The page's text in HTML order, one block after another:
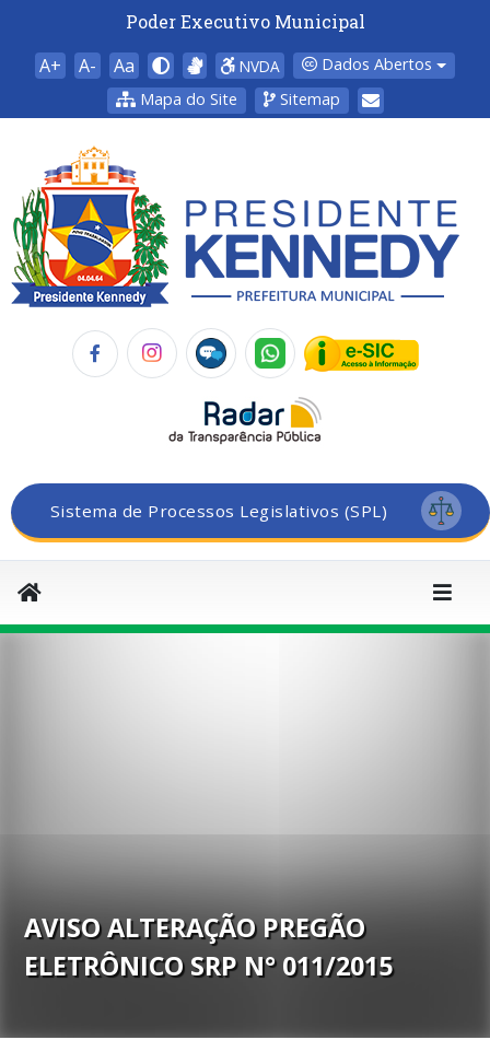
Poder Executivo Municipal
A+ A- Aa NVDA
Dados Abertos
Mapa do Site
Sitemap
Sistema de Processos Legislativos (SPL)
AVISO ALTERAÇÃO PREGÃO
ELETRÔNICO SRP N° 011/2015